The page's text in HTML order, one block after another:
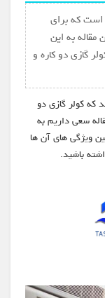
است که برای
به این
گازی دو کاره و
که کولر گازی دو
سعی داریم به
ویژگی های آن ها
باشید.